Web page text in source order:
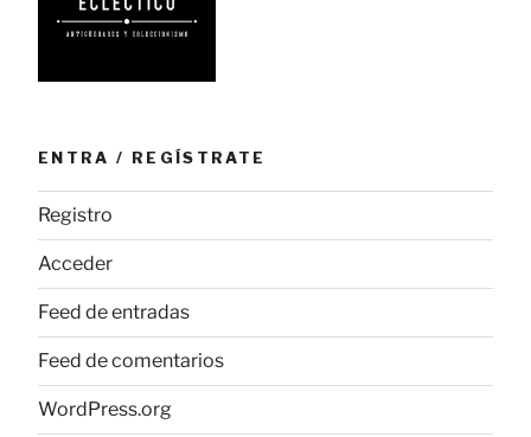
ENTRA / REGÍSTRATE
Registro
Acceder
Feed de entradas
Feed de comentarios
WordPress.org